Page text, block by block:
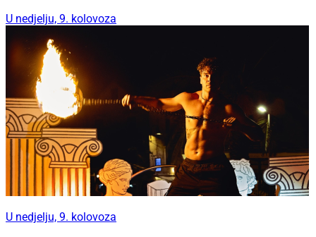
U nedjelju, 9. kolovoza
U nedjelju, 9. kolovoza